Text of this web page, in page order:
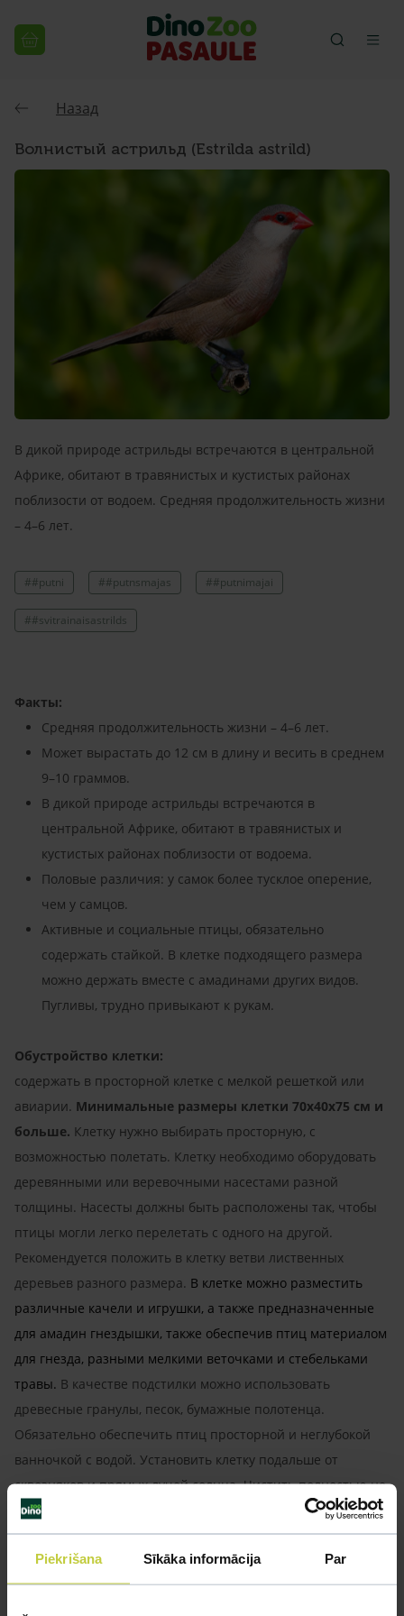
Piekrišana Sīkāka informācija Par
Назад
Волнистый астрильд (Estrilda astrild)
В дикой природе астрильды встречаются в центральной
Африке, обитают в травянистых и кустистых районах
поблизости от водоем. Средняя продолжительность жизни
– 4–6 лет.
##putni ##putnsmajas ##putnimajai
##svitrainaisastrilds
Факты:
Средняя продолжительность жизни – 4–6 лет.
Может вырастать до 12 см в длину и весить в среднем
9–10 граммов.
В дикой природе астрильды встречаются в
центральной Африке, обитают в травянистых и
кустистых районах поблизости от водоема.
Половые различия: у самок более тусклое оперение,
чем у самцов.
Активные и социальные птицы, обязательно
содержать стайкой. В клетке подходящего размера
можно держать вместе с амадинами других видов.
Пугливы, трудно привыкают к рукам.
Обустройство клетки:
содержать в просторной клетке с мелкой решеткой или
авиарии. Минимальные размеры клетки 70x40x75 см и
больше. Клетку нужно выбирать просторную, с
возможностью полетать. Клетку необходимо оборудовать
деревянными или веревочными насестами разной
толщины. Насесты должны быть расположены так, чтобы
птицы могли легко перелетать с одного на другой.
Рекомендуется положить в клетку ветви лиственных
деревьев разного размера. В клетке можно разместить
различные качели и игрушки, а также предназначенные
для амадин гнездышки, также обеспечив птиц материалом
для гнезда, разными мелкими веточками и стебельками
травы. В качестве подстилки можно использовать
древесные гранулы, песок, бумажные полотенца.
Обязательно обеспечить птиц просторной и неглубокой
ванночкой с водой. Установить клетку подальше от
сквозняков и прямых лучей солнца. Чистить полностью не
реже одного раза в неделю.
Кормление:
в качестве основного корма использовать продающийся в
зоомагазинах корм для амадинов. Дополнительно